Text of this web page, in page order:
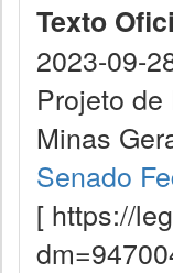
Texto
2023-09-
Projeto
Minas
Senado
[ https://